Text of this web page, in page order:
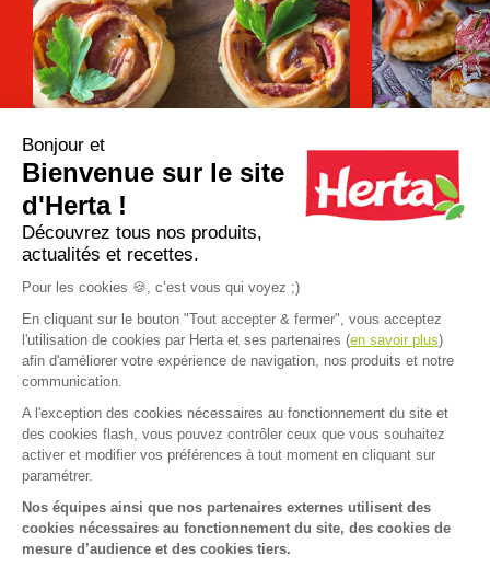
Apéro dînatoire : que faire avec une
pâte à pizza ?
12 recettes
pour un
Plus d'inspirations
Accueil Recettes Tarte saumon Poireaux
FAQ Contact
Mentions sanitaires Cookies
Bonjour et
Bienvenue sur le site
d'Herta !
Découvrez tous nos produits,
actualités et recettes.
Pour les cookies 🍪, c’est vous qui voyez ;)
En cliquant sur le bouton "Tout accepter & fermer", vous acceptez
l'utilisation de cookies par Herta et ses partenaires (en savoir plus)
afin d'améliorer votre expérience de navigation, nos produits et notre
communication.
A l'exception des cookies nécessaires au fonctionnement du site et
des cookies flash, vous pouvez contrôler ceux que vous souhaitez
activer et modifier vos préférences à tout moment en cliquant sur
paramétrer.
Nos équipes ainsi que nos partenaires externes utilisent des
cookies nécessaires au fonctionnement du site, des cookies de
mesure d’audience et des cookies tiers.